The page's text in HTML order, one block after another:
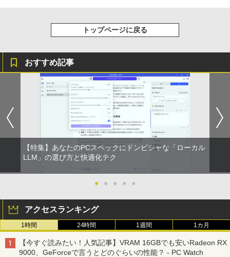
強炭酸水 ペットボトル 500ミリリットル (Sm
art Basic)
￥1,625
【Amazon.co.jp限定】 伊藤園 磨かれて、澄
みきった日本の水 2L 8本 ラベルレス [ ケース
] [ 水 ] [ ペットボトル ] [ 箱買い ] [ ストック
] [ 水分補給 ]
￥572
スーパーの裏でヤニ吸うふたり 9巻 (デジタル
版ビッグガンガンコミックス)
￥810
トップページに戻る
おすすめ記事
【特集】あなたのPCスペックにドンピシャな「ローカル
LLM」の選び方と快適化テク
● ● ● ● ●
アクセスランキング
1時間 24時間 1週間 1カ月
【今すぐ読みたい！人気記事】VRAM 16GBでも安いRadeon RX
9000、GeForceで言うとどのぐらいの性能？ - PC Watch